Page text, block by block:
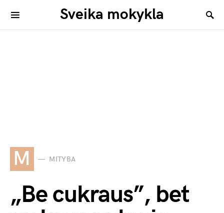
Sveika mokykla
M MITYBA
„Be cukraus”, bet